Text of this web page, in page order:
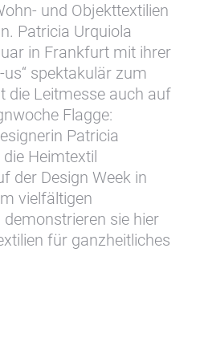
und Objekttextilien
Patricia Urquiola
in Frankfurt mit ihrer
spektakulär zum
die Leitmesse auch auf
Flagge:
Patricia
Heimtextil
der Design Week in
vielfältigen
sie hier
für ganzheitliches